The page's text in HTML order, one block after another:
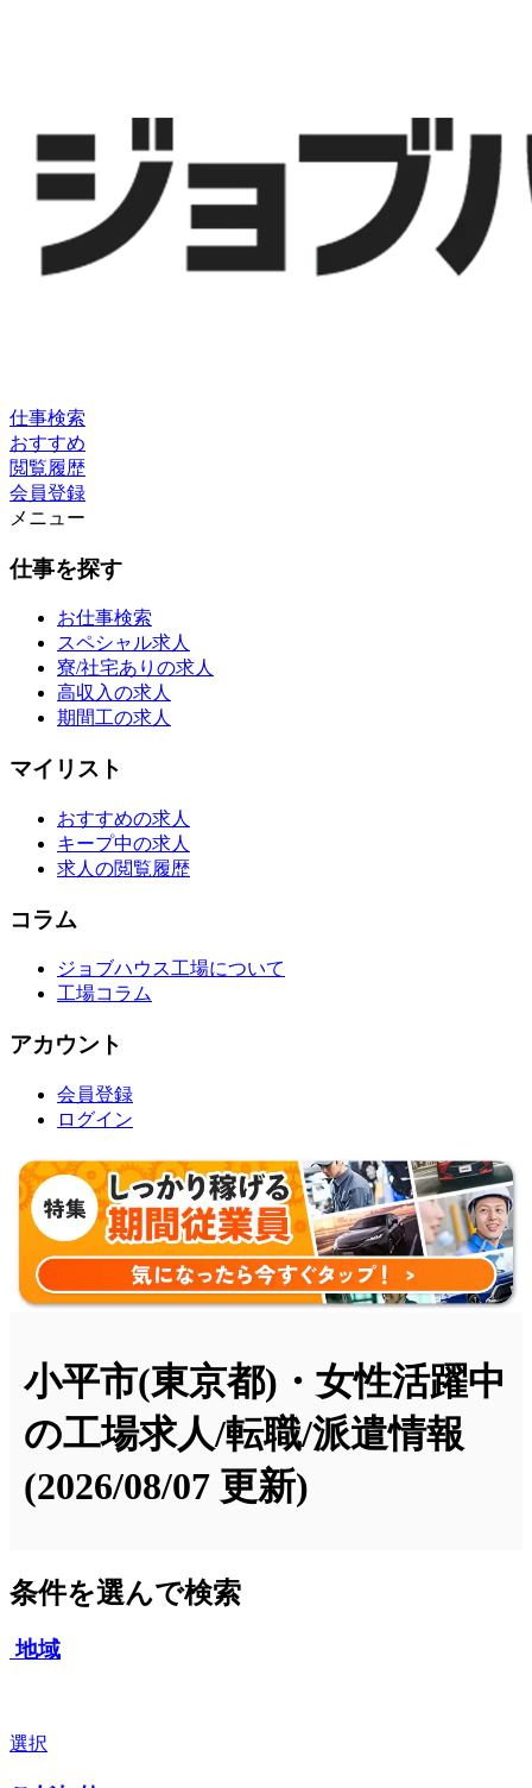
仕事検索
おすすめ
閲覧履歴
会員登録
メニュー
仕事を探す
お仕事検索
スペシャル求人
寮/社宅ありの求人
高収入の求人
期間工の求人
マイリスト
おすすめの求人
キープ中の求人
求人の閲覧履歴
コラム
ジョブハウス工場について
工場コラム
アカウント
会員登録
ログイン
小平市(東京都)・女性活躍中
の工場求人/転職/派遣情報
(2026/08/07 更新)
条件を選んで検索
地域
選択